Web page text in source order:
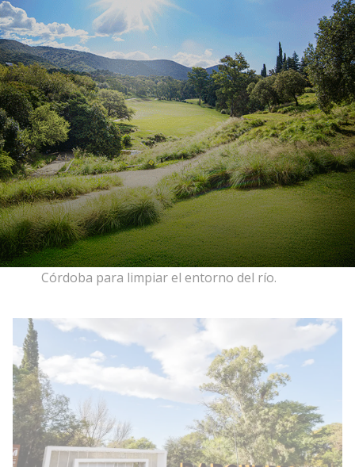
Día Mundial del Ambiente: más
de 150 jóvenes se movilizaron
para recuperar el río Suquía
EcoObjetivo
Calendario ambiental 08/06/2026
La Secretaría de Ambiente, Economía Circular
y Biociudadanía, a través de una nueva
edición de Re-Accionar, convocó a estudiantes
de instituciones educativas de la ciudad de
Córdoba para limpiar el entorno del río.